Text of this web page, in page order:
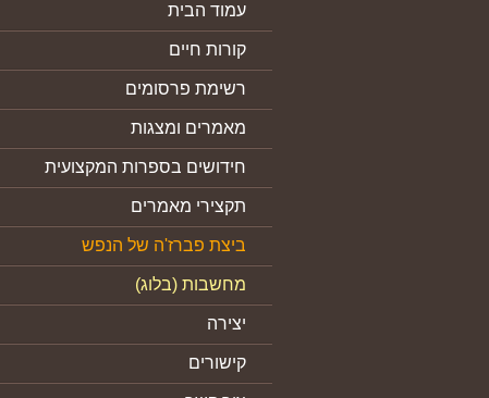
עמוד הבית
קורות חיים
רשימת פרסומים
מאמרים ומצגות
חידושים בספרות המקצועית
תקצירי מאמרים
ביצת פברז'ה של הנפש
מחשבות (בלוג)
יצירה
קישורים